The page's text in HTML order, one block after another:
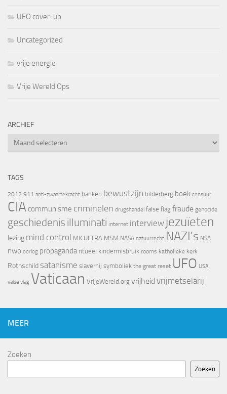
UFO cover-up
Uncategorized
vrije energie
Vrije Wereld Ops
ARCHIEF
Archief
TAGS
2012 911 anti-zwaartekracht banken bewustzijn bilderberg boek censuur
CIA communisme criminelen drugshandel false flag fraude genocide
geschiedenis illuminati internet interview jezuïeten
lezing mind control MK ULTRA MSM NASA natuurrecht NAZI's NSA
nwo oorlog propaganda ritueel kindermisbruik rooms katholieke kerk
Rothschild satanisme slavernij symboliek the great reset UFO USA
valse vlag Vaticaan VrijeWereld.org vrijheid vrijmetselarij
MEER
Zoeken
Zoeken